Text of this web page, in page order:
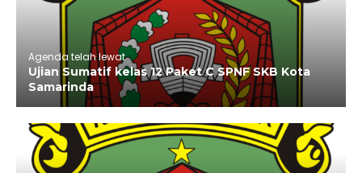
Agenda telah lewat
Ujian Sumatif kelas 12 Paket C SPNF SKB Kota
Samarinda